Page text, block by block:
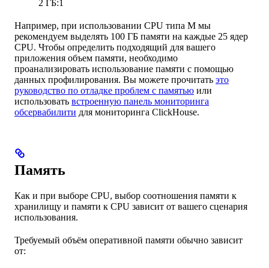
2 ГБ:1
Например, при использовании CPU типа M мы
рекомендуем выделять 100 ГБ памяти на каждые 25 ядер
CPU. Чтобы определить подходящий для вашего
приложения объем памяти, необходимо
проанализировать использование памяти с помощью
данных профилирования. Вы можете прочитать это
руководство по отладке проблем с памятью или
использовать встроенную панель мониторинга
обсервабилити для мониторинга ClickHouse.
Память
Как и при выборе CPU, выбор соотношения памяти к
хранилищу и памяти к CPU зависит от вашего сценария
использования.
Требуемый объём оперативной памяти обычно зависит
от: